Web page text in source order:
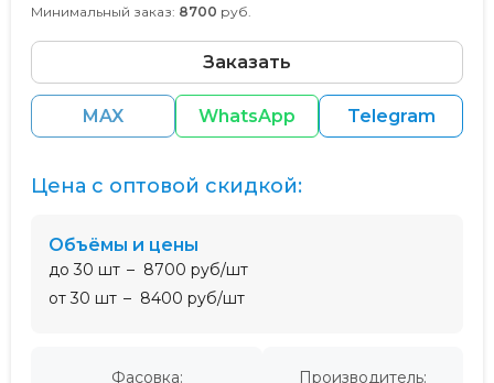
Минимальный заказ: 8700 руб.
Заказать
MAX WhatsApp Telegram
Фасовка:
Производитель:
Цена с оптовой скидкой:
Объёмы и цены
до 30 шт
8700 руб/шт
от 30 шт
8400 руб/шт